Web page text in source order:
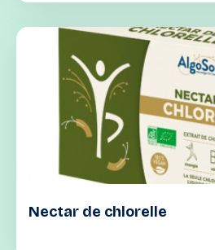
Nectar de chlorelle